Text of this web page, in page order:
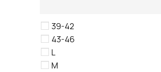
39-42
43-46
L
M